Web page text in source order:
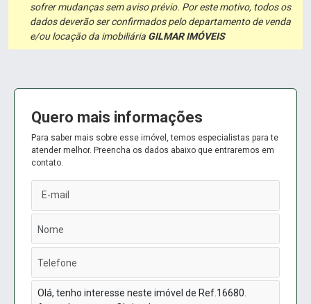
sofrer mudanças sem aviso prévio. Por este motivo, todos os
dados deverão ser confirmados pelo departamento de venda
e/ou locação da imobiliária GILMAR IMÓVEIS
Quero mais informações
Para saber mais sobre esse imóvel, temos especialistas para te
atender melhor. Preencha os dados abaixo que entraremos em
contato.